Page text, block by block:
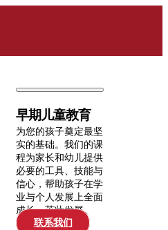
私立学校
大学
关于KEY
教育资源
早期儿童教育
为您的孩子奠定最坚
实的基础。我们的课
程为家长和幼儿提供
必要的工具、技能与
信心，帮助孩子在学
业与个人发展上全面
成长、茁壮发展。
联系我们